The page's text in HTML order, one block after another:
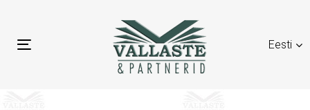
primary
Eesti
Toggle